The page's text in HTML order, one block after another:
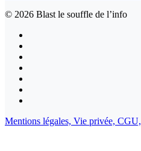
© 2026 Blast le souffle de l’info
Mentions légales, Vie privée, CGU,